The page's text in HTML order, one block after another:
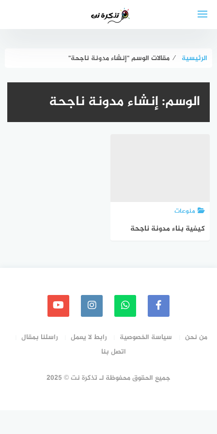
الرئيسية ⁄ مقالات الوسم "إنشاء مدونة ناجحة"
الوسم:إنشاء مدونة ناجحة
منوعات
كيفية بناء مدونة ناجحة
من نحن سياسة الخصوصية رابط لا يعمل
راسلنا بمقال
اتصل بنا
جميع الحقوق محفوظة لـ تذكرة نت © 2025